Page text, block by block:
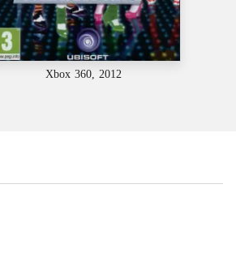
Xbox 360, 2012